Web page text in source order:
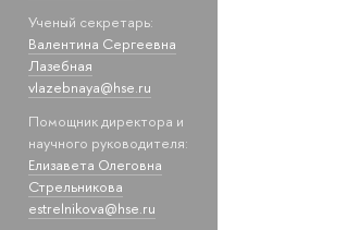
Ученый секретарь:
Валентина Сергеевна
Лазебная
vlazebnaya@hse.ru
Помощник директора и
научного руководителя:
Елизавета Олеговна
Стрельникова
estrelnikova@hse.ru